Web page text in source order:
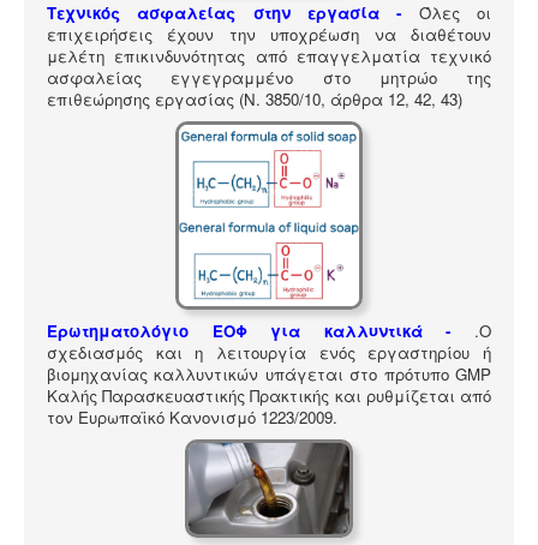
Αναζήτηση
Τεχνικός ασφαλείας στην εργασία -
Όλες οι
επιχειρήσεις έχουν την υποχρέωση να διαθέτουν
μελέτη επικινδυνότητας από επαγγελματία τεχνικό
ασφαλείας εγγεγραμμένο στο μητρώο της
επιθεώρησης εργασίας (Ν. 3850/10, άρθρα 12, 42, 43)
Ερωτηματολόγιο ΕΟΦ για καλλυντικά - .Ο
σχεδιασμός και η λειτουργία ενός εργαστηρίου ή
βιομηχανίας καλλυντικών υπάγεται στο πρότυπο GMP
Καλής Παρασκευαστικής Πρακτικής και ρυθμίζεται από
τον Ευρωπαϊκό Κανονισμό 1223/2009.